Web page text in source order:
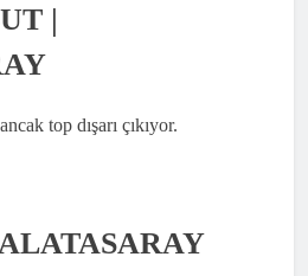
|
top dışarı çıkıyor.